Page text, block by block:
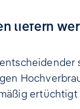
liefern